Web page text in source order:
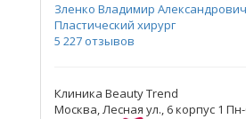
Зленко Владимир Александрович
Пластический хирург
5 227 отзывов
Клиника Beauty Trend
Москва, Лесная ул., 6 корпус 1 Пн-